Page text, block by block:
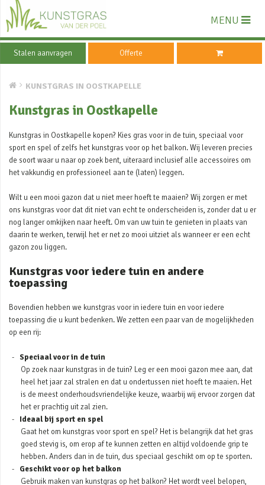
MENU
Stalen aanvragen Offerte
KUNSTGRAS IN OOSTKAPELLE
Kunstgras in Oostkapelle
Kunstgras in Oostkapelle kopen? Kies gras voor in de tuin, speciaal voor
sport en spel of zelfs het kunstgras voor op het balkon. Wij leveren precies
de soort waar u naar op zoek bent, uiteraard inclusief alle accessoires om
het vakkundig en professioneel aan te (laten) leggen.
Wilt u een mooi gazon dat u niet meer hoeft te maaien? Wij zorgen er met
ons kunstgras voor dat dit niet van echt te onderscheiden is, zonder dat u er
nog langer omkijken naar heeft. Om van uw tuin te genieten in plaats van
daarin te werken, terwijl het er net zo mooi uitziet als wanneer er een echt
gazon zou liggen.
Kunstgras voor iedere tuin en andere
toepassing
Bovendien hebben we kunstgras voor in iedere tuin en voor iedere
toepassing die u kunt bedenken. We zetten een paar van de mogelijkheden
op een rij:
Speciaal voor in de tuin
Op zoek naar kunstgras in de tuin? Leg er een mooi gazon mee aan, dat
heel het jaar zal stralen en dat u ondertussen niet hoeft te maaien. Het
is de meest onderhoudsvriendelijke keuze, waarbij wij ervoor zorgen dat
het er prachtig uit zal zien.
Ideaal bij sport en spel
Gaat het om kunstgras voor sport en spel? Het is belangrijk dat het gras
goed stevig is, om erop af te kunnen zetten en altijd voldoende grip te
hebben. Anders dan in de tuin, dus speciaal geschikt om op te sporten.
Geschikt voor op het balkon
Gebruik maken van kunstgras op het balkon? Het wordt veel belopen,